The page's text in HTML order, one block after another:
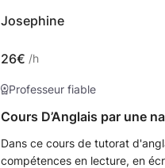
cadre de l'enseignement. Mon
et en respectant son rythme.
Josephine
26€ /h
Professeur fiable
Cours D’Anglais par une
Dans ce cours de tutorat
compétences en lecture, en